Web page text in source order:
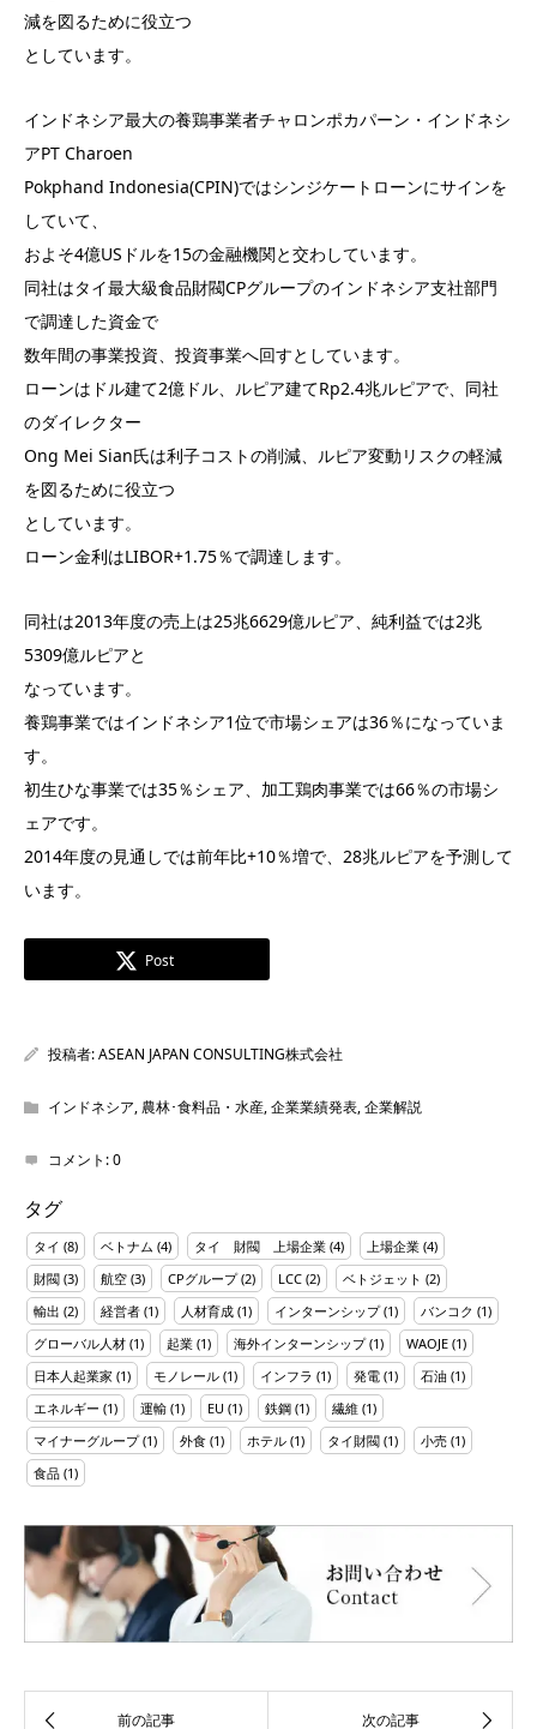
減を図るために役立つ
としています。
インドネシア最大の養鶏事業者チャロンポカパーン・インドネシ
アPT Charoen
Pokphand Indonesia(CPIN)ではシンジケートローンにサインを
していて、
およそ4億USドルを15の金融機関と交わしています。
同社はタイ最大級食品財閥CPグループのインドネシア支社部門
で調達した資金で
数年間の事業投資、投資事業へ回すとしています。
ローンはドル建て2億ドル、ルピア建てRp2.4兆ルピアで、同社
のダイレクター
Ong Mei Sian氏は利子コストの削減、ルピア変動リスクの軽減
を図るために役立つ
としています。
ローン金利はLIBOR+1.75％で調達します。
同社は2013年度の売上は25兆6629億ルピア、純利益では2兆
5309億ルピアと
なっています。
養鶏事業ではインドネシア1位で市場シェアは36％になっていま
す。
初生ひな事業では35％シェア、加工鶏肉事業では66％の市場シ
ェアです。
2014年度の見通しでは前年比+10％増で、28兆ルピアを予測して
います。
Post
投稿者:ASEAN JAPAN CONSULTING株式会社
インドネシア, 農林･食料品・水産,企業業績発表,企業解説
コメント:0
タグ
タイ (8) ベトナム (4) タイ 財閥 上場企業 (4) 上場企業 (4)
財閥 (3) 航空 (3) CPグループ(2) LCC (2) ベトジェット (2)
輸出 (2) 経営者 (1) 人材育成 (1) インターンシップ(1) バンコク (1)
グローバル人材 (1) 起業 (1) 海外インターンシップ(1) WAOJE (1)
日本人起業家 (1) モノレール (1) インフラ (1) 発電 (1) 石油 (1)
エネルギー (1) 運輸 (1) EU (1) 鉄鋼 (1) 繊維 (1)
マイナーグループ(1) 外食 (1) ホテル (1) タイ財閥 (1) 小売 (1)
食品 (1)